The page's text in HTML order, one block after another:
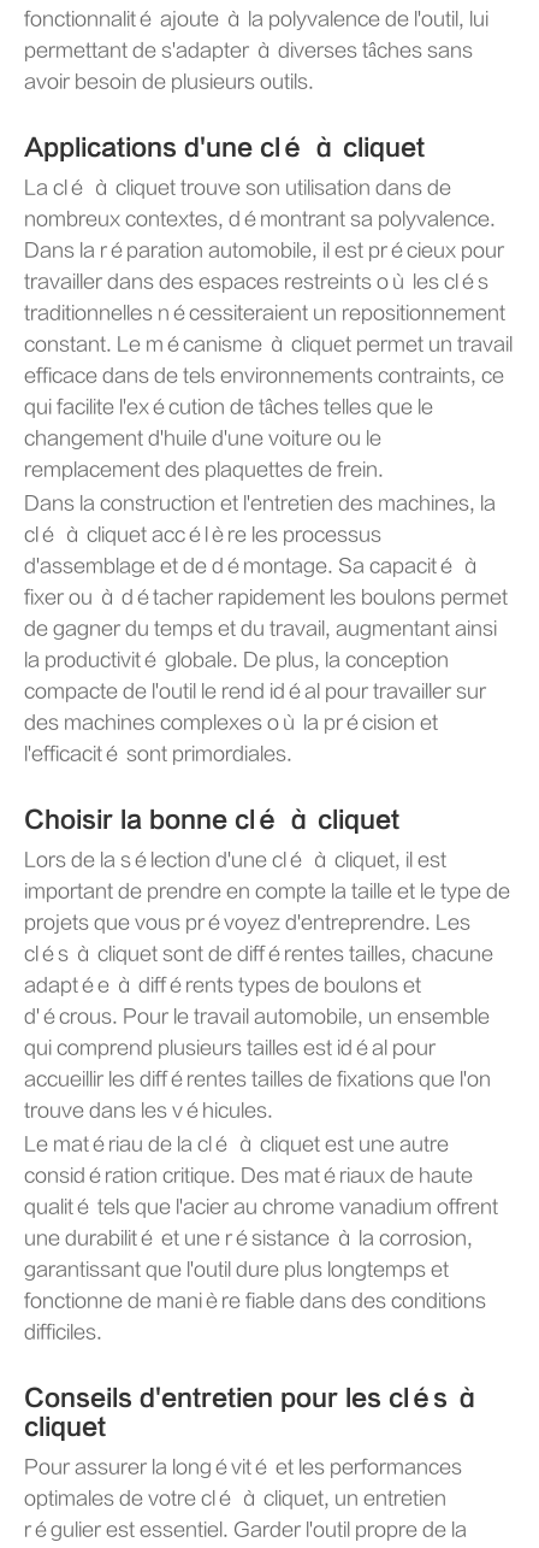
fonctionnalité ajoute à la polyvalence de l'outil, lui
permettant de s'adapter à diverses tâches sans
avoir besoin de plusieurs outils.
Applications d'une clé à cliquet
La clé à cliquet trouve son utilisation dans de
nombreux contextes, démontrant sa polyvalence.
Dans la réparation automobile, il est précieux pour
travailler dans des espaces restreints où les clés
traditionnelles nécessiteraient un repositionnement
constant. Le mécanisme à cliquet permet un travail
efficace dans de tels environnements contraints, ce
qui facilite l'exécution de tâches telles que le
changement d'huile d'une voiture ou le
remplacement des plaquettes de frein.
Dans la construction et l'entretien des machines, la
clé à cliquet accélère les processus
d'assemblage et de démontage. Sa capacité à
fixer ou à détacher rapidement les boulons permet
de gagner du temps et du travail, augmentant ainsi
la productivité globale. De plus, la conception
compacte de l'outil le rend idéal pour travailler sur
des machines complexes où la précision et
l'efficacité sont primordiales.
Choisir la bonne clé à cliquet
Lors de la sélection d'une clé à cliquet, il est
important de prendre en compte la taille et le type de
projets que vous prévoyez d'entreprendre. Les
clés à cliquet sont de différentes tailles, chacune
adaptée à différents types de boulons et
d'écrous. Pour le travail automobile, un ensemble
qui comprend plusieurs tailles est idéal pour
accueillir les différentes tailles de fixations que l'on
trouve dans les véhicules.
Le matériau de la clé à cliquet est une autre
considération critique. Des matériaux de haute
qualité tels que l'acier au chrome vanadium offrent
une durabilité et une résistance à la corrosion,
garantissant que l'outil dure plus longtemps et
fonctionne de manière fiable dans des conditions
difficiles.
Conseils d'entretien pour les clés à
cliquet
Pour assurer la longévité et les performances
optimales de votre clé à cliquet, un entretien
régulier est essentiel. Garder l'outil propre de la